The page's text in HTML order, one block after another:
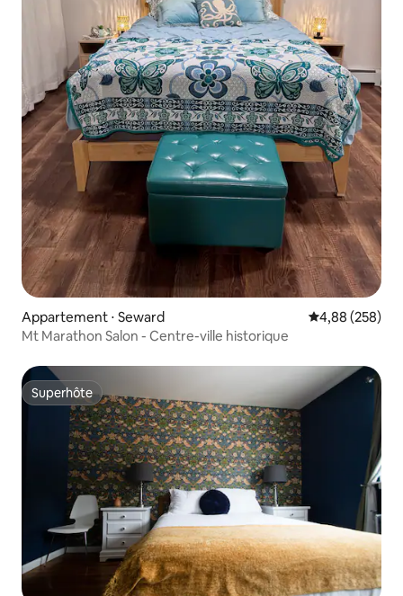
Appartement ⋅ Seward Évaluation
4,88 (258)
Mt Marathon Salon - Centre-ville historique
Superhôte
Superhôte